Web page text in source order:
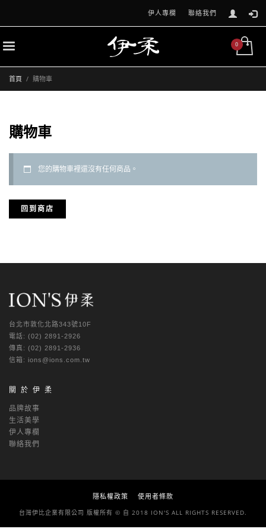
伊人專欄 聯絡我們
首頁 購物車
購物車
您的購物車裡還沒有任何商品。
回到商店
台北市敦化北路343號10F
電話: (02) 2891-2926
傳真: (02) 2891-2936
信箱: ions@ions.com.tw
關於伊柔
品牌故事
生活美學
伊人專欄
聯絡我們
隱私權政策 使用者條款
台灣伊比企業有限公司 版權所有 © 自 2018 ION'S ALL RIGHTS RESERVED.